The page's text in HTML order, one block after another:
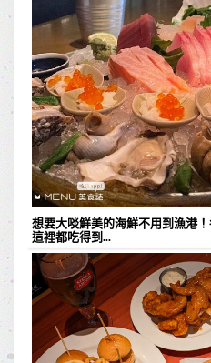
想要大啖鮮美的海鮮不用到漁港
這裡都吃得到...